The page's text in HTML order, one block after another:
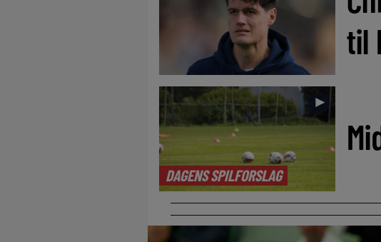
til
DAGENS SPILFORSLAG
►